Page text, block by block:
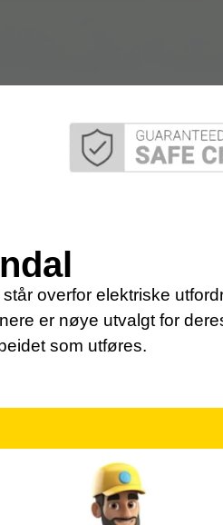
overfor elektriske
er nøye utvalgt for
som utføres.